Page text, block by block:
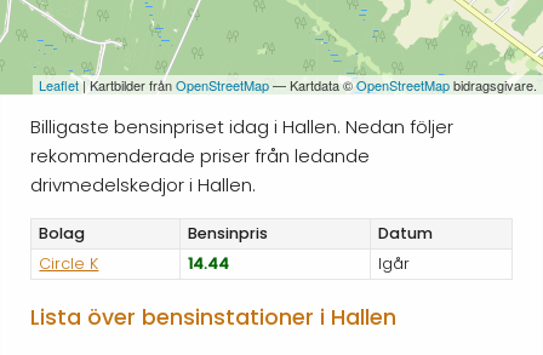
Leaflet | Kartbilder frånOpenStreetMap— Kartdata ©OpenStreetMapbidragsgivare.
Billigaste bensinpriset idag i Hallen. Nedan följer
rekommenderade priser från ledande
drivmedelskedjor i Hallen.
Bolag Bensinpris
Datum
Circle K
14.44 Igår
Lista över bensinstationer i Hallen